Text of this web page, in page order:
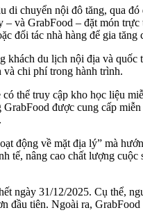
chuyển nội đô tăng, qua
và GrabFood – đặt món
đối tác nhà hàng để gia tăng
du lịch nội địa và quốc
và chi phí trong hành trình.
thể truy cập kho học liệu
được cung cấp
về mặt địa lý” mà
tế, nâng cao chất lượng
ngày 31/12/2025. Cụ thể,
tiên. Ngoài ra,